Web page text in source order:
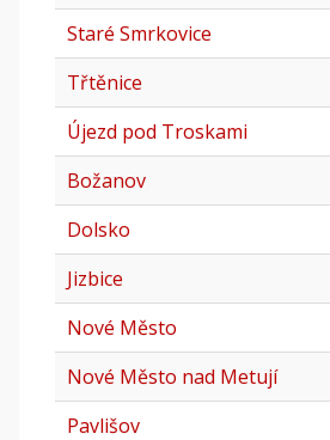
Staré Smrkovice
Třtěnice
Újezd pod Troskami
Božanov
Dolsko
Jizbice
Nové Město
Nové Město nad Metují
Pavlišov